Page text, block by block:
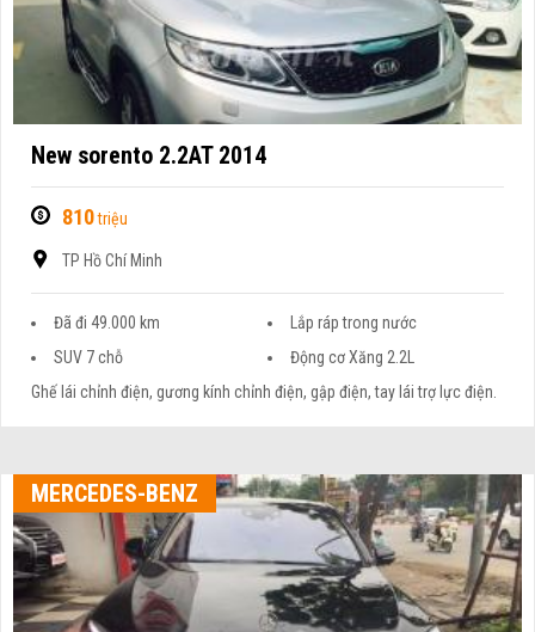
New sorento 2.2AT 2014
810triệu
TP Hồ Chí Minh
Đã đi 49.000 km
Lắp ráp trong nước
SUV 7 chỗ
Động cơ Xăng 2.2L
Ghế lái chỉnh điện, gương kính chỉnh điện, gập điện, tay lái trợ lực điện.
MERCEDES-BENZ